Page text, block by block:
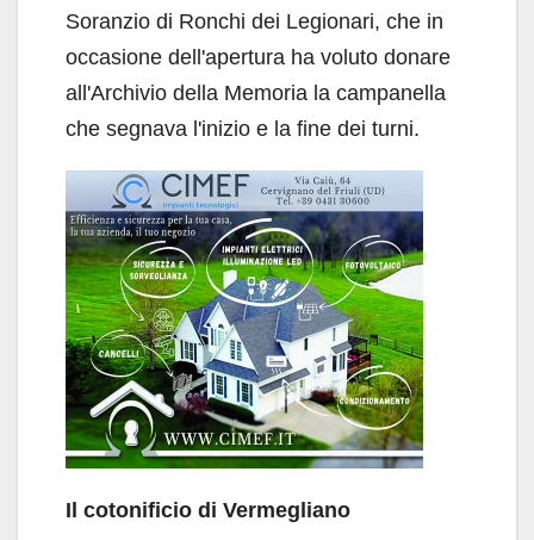
Soranzio di Ronchi dei Legionari, che in
occasione dell'apertura ha voluto donare
all'Archivio della Memoria la campanella
che segnava l'inizio e la fine dei turni.
Il cotonificio di Vermegliano